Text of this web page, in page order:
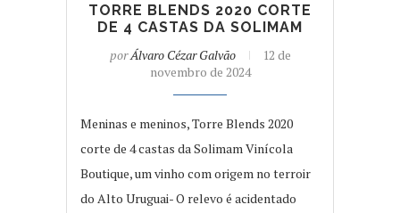
TORRE BLENDS 2020 CORTE
DE 4 CASTAS DA SOLIMAM
porÁlvaro Cézar Galvão
12 de
novembro de 2024
Meninas e meninos, Torre Blends 2020
corte de 4 castas da Solimam Vinícola
Boutique, um vinho com origem no terroir
do Alto Uruguai- O relevo é acidentado